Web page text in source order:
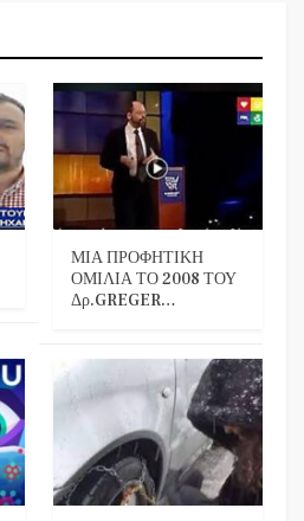
ΜΙΑ ΠΡΟΦΗΤΙΚΗ
ΟΜΙΛΙΑ ΤΟ 2008 ΤΟΥ
Δρ.GREGER…